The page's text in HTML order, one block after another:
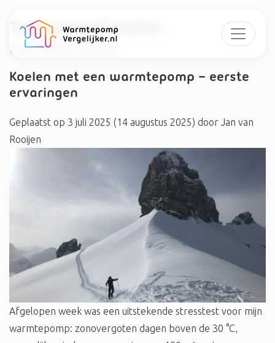
Tag:passief koelen
warmtepomp
Koelen met een warmtepomp – eerste
ervaringen
Geplaatst op 3 juli 2025 (14 augustus 2025) door Jan van
Rooijen
Afgelopen week was een uitstekende stresstest voor mijn
warmtepomp: zonovergoten dagen boven de 30 °C,